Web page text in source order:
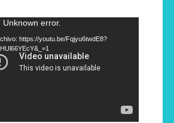
Unknown error.
https://youtu.be/Fqjyu6twdE8?